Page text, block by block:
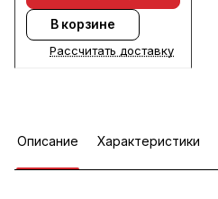
В корзине
Рассчитать доставку
Описание Характеристики